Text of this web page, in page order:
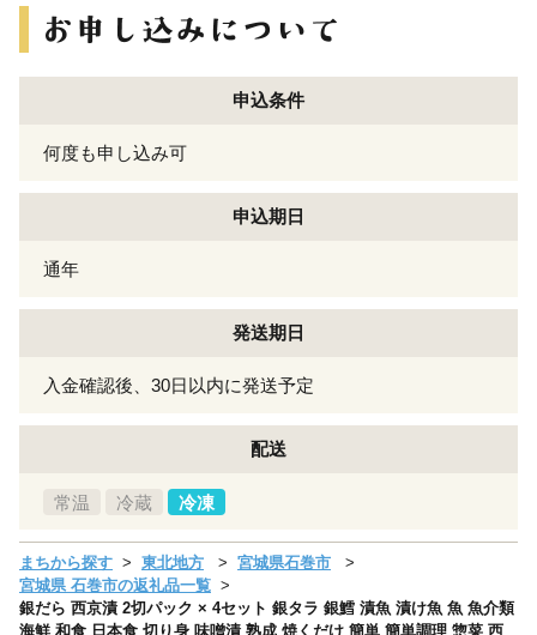
申込条件
何度も申し込み可
申込期日
通年
発送期日
入金確認後、30日以内に発送予定
配送
常温 冷蔵 冷凍
まちから探す 東北地方
宮城県石巻市
宮城県 石巻市の返礼品一覧
銀だら 西京漬 2切パック × 4セット 銀タラ 銀鱈 漬魚 漬け魚 魚 魚介類
海鮮 和食 日本食 切り身 味噌漬 熟成 焼くだけ 簡単 簡単調理 惣菜 西